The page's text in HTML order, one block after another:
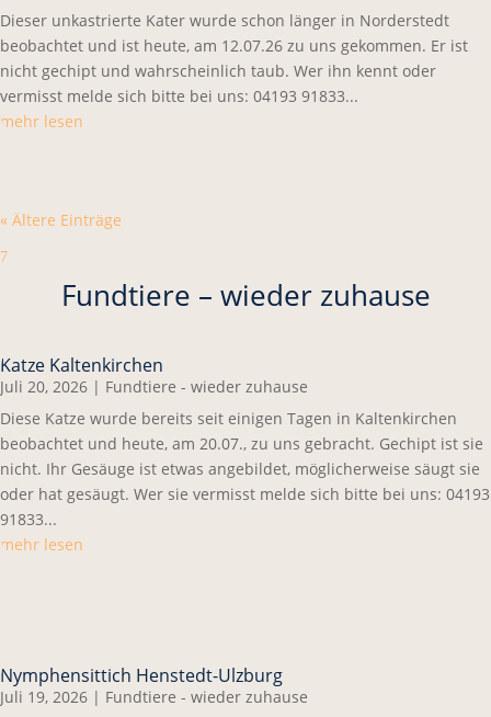
Dieser unkastrierte Kater wurde schon länger in Norderstedt
beobachtet und ist heute, am 12.07.26 zu uns gekommen. Er ist
nicht gechipt und wahrscheinlich taub. Wer ihn kennt oder
vermisst melde sich bitte bei uns: 04193 91833...
mehr lesen
« Ältere Einträge
7
Fundtiere – wieder zuhause
Katze Kaltenkirchen
Juli 20, 2026 | Fundtiere - wieder zuhause
Diese Katze wurde bereits seit einigen Tagen in Kaltenkirchen
beobachtet und heute, am 20.07., zu uns gebracht. Gechipt ist sie
nicht. Ihr Gesäuge ist etwas angebildet, möglicherweise säugt sie
oder hat gesäugt. Wer sie vermisst melde sich bitte bei uns: 04193
91833...
mehr lesen
Nymphensittich Henstedt-Ulzburg
Juli 19, 2026 | Fundtiere - wieder zuhause